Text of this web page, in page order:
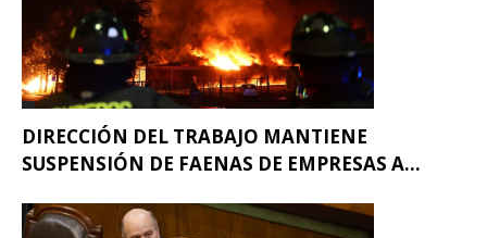
DIRECCIÓN DEL TRABAJO MANTIENE
SUSPENSIÓN DE FAENAS DE EMPRESAS A...